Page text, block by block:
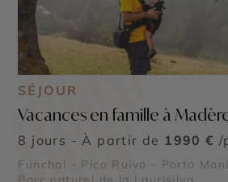
SÉJOUR
Vacances en famille à
8 jours - À partir de 1990 € /
Funchal - Pico Ruivo - Porto